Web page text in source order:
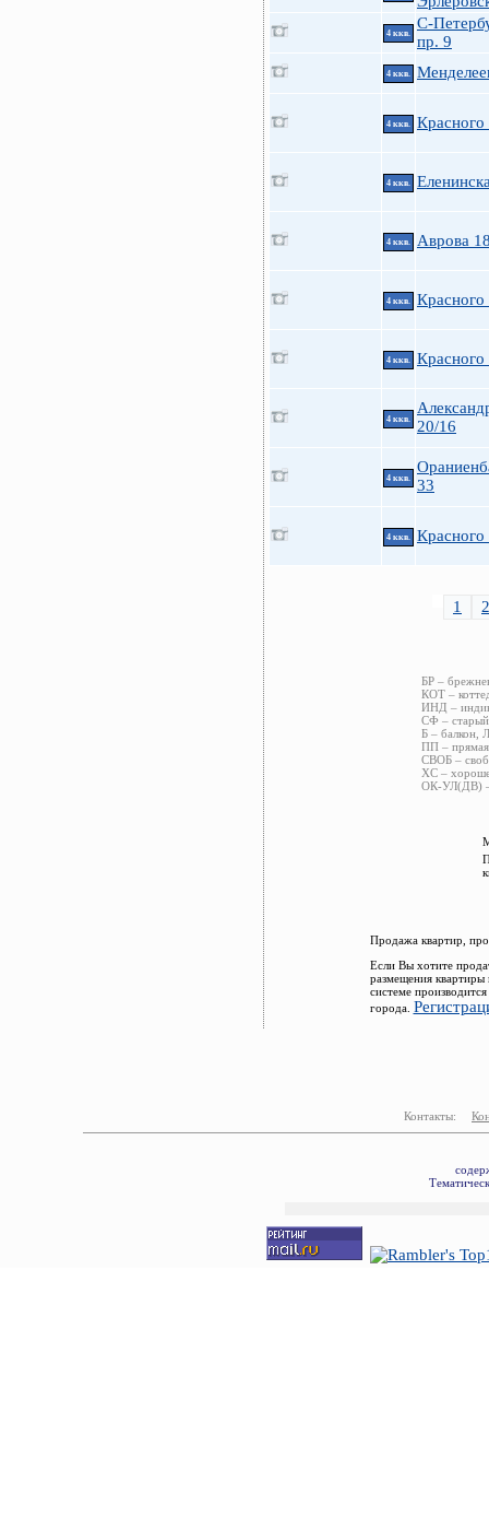
4 ккв.
С-
пр. 9
4 ккв.
4 ккв.
4 ккв.
4 ккв. Аврова
4 ккв.
4 ккв.
4 ккв.
20/16
4 ккв.
33
4 ккв.
1 2
БР –
КОТ –
ИНД –
СФ –
Б – балкон,
ПП –
СВОБ –
ХС –
ОК-УЛ(ДВ) –
Продажа квартир,
Если Вы хотите
размещения
системе
города.
Контакты: